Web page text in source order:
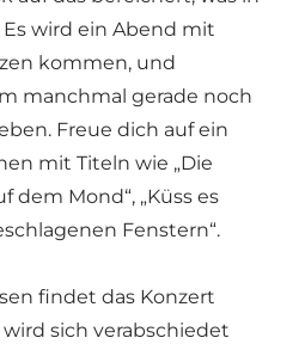
wird ein Abend mit
kommen, und
manchmal gerade noch
Freue dich auf ein
mit Titeln wie „Die
dem Mond“, „Küss es
Fenstern“.
findet das Konzert
sich verabschiedet